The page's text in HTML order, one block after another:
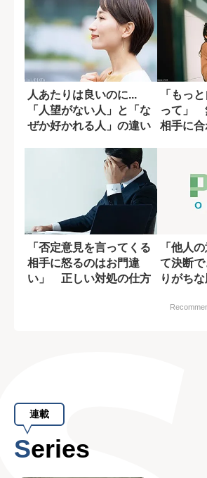
人あたりは良いのに...
「人望がない人」と「な
ぜか好かれる人」の違い
「もっ
って」
相手に
「否定意見を言ってくる
相手に怒るのはお門違
い」 正しい対処の仕方
「他人
て決断
りがち
連載
Series